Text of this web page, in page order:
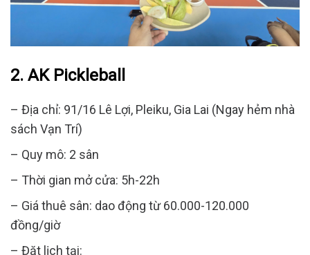
2. AK Pickleball
– Địa chỉ: 91/16 Lê Lợi, Pleiku, Gia Lai (Ngay hẻm nhà
sách Vạn Trí)
– Quy mô: 2 sân
– Thời gian mở cửa: 5h-22h
– Giá thuê sân: dao động từ 60.000-120.000
đồng/giờ
– Đặt lịch tại: